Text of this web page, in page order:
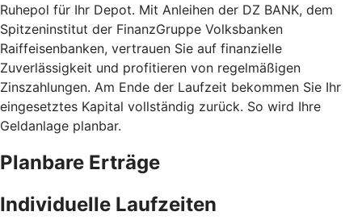
Ruhepol für Ihr Depot. Mit Anleihen der DZ BANK, dem
Spitzeninstitut der FinanzGruppe Volksbanken
Raiffeisenbanken, vertrauen Sie auf finanzielle
Zuverlässigkeit und profitieren von regelmäßigen
Zinszahlungen. Am Ende der Laufzeit bekommen Sie Ihr
eingesetztes Kapital vollständig zurück. So wird Ihre
Geldanlage planbar.
Planbare Erträge
Individuelle Laufzeiten